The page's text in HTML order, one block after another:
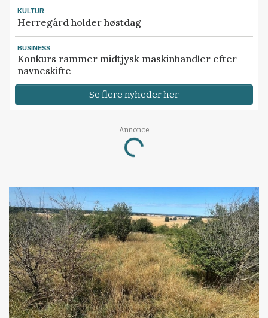
KULTUR
Herregård holder høstdag
BUSINESS
Konkurs rammer midtjysk maskinhandler efter
navneskifte
Se flere nyheder her
Annonce
Loading...